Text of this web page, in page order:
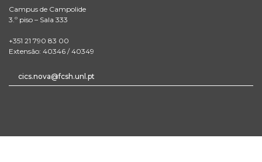
Campus de Campolide
3.º piso – Sala 333
+351 21 790 83 00
Extensão: 40346 / 40349
cics.nova@fcsh.unl.pt